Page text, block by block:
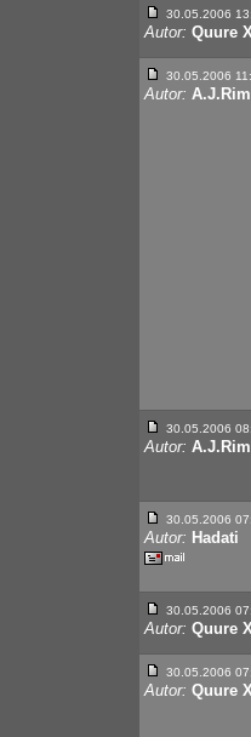
30.05.2006
Autor: Quure
30.05.2006
Autor:
30.05.2006
Autor:
30.05.2006
Autor: Hadati
30.05.2006
Autor: Quure
30.05.2006
Autor: Quure